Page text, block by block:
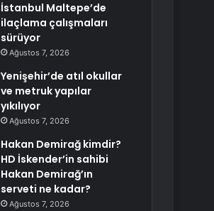
İstanbul Maltepe’de
ilaçlama çalışmaları
sürüyor
Ağustos 7, 2026
Yenişehir’de atıl okullar
ve metruk yapılar
yıkılıyor
Ağustos 7, 2026
Hakan Demirağ kimdir?
HD İskender’in sahibi
Hakan Demirağ’ın
serveti ne kadar?
Ağustos 7, 2026